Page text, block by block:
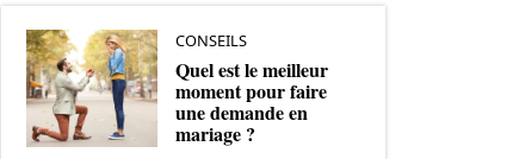
CONSEILS
Quel est le meilleur
moment pour faire
une demande en
mariage ?